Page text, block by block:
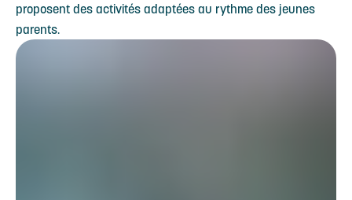
proposent des activités adaptées au rythme des jeunes
parents.